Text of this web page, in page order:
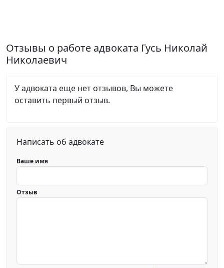
Отзывы о работе адвоката Гусь Николай
Николаевич
У адвоката еще нет отзывов, Вы можете
оставить первый отзыв.
Написать об адвокате
Ваше имя
Отзыв